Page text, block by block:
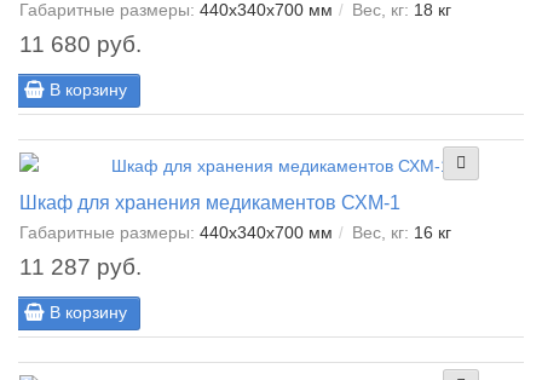
Габаритные размеры: 440х340х700 мм Вес, кг: 18 кг
11 680 руб.
В корзину
Шкаф для хранения медикаментов СХМ-1
Габаритные размеры: 440х340х700 мм Вес, кг: 16 кг
11 287 руб.
В корзину